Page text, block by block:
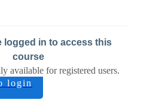
logged in to access this
course
available for registered users.
login